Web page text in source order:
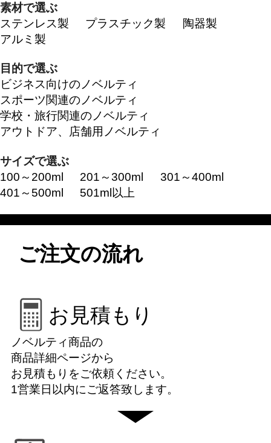
素材で選ぶ
ステンレス製
プラスチック製
陶器製
アルミ製
目的で選ぶ
ビジネス向けのノベルティ
スポーツ関連のノベルティ
学校・旅行関連のノベルティ
アウトドア、店舗用ノベルティ
サイズで選ぶ
100～200ml
201～300ml
301～400ml
401～500ml
501ml以上
ご注文の流れ
お見積もり
ノベルティ商品の
商品詳細ページから
お見積もりをご依頼ください。
1営業日以内にご返答致します。